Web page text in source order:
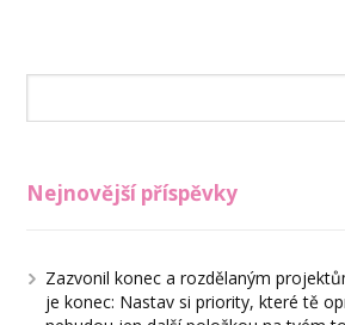
Nejnovější příspěvky
Zazvonil konec a rozdělaným
je konec: Nastav si priority, které tě